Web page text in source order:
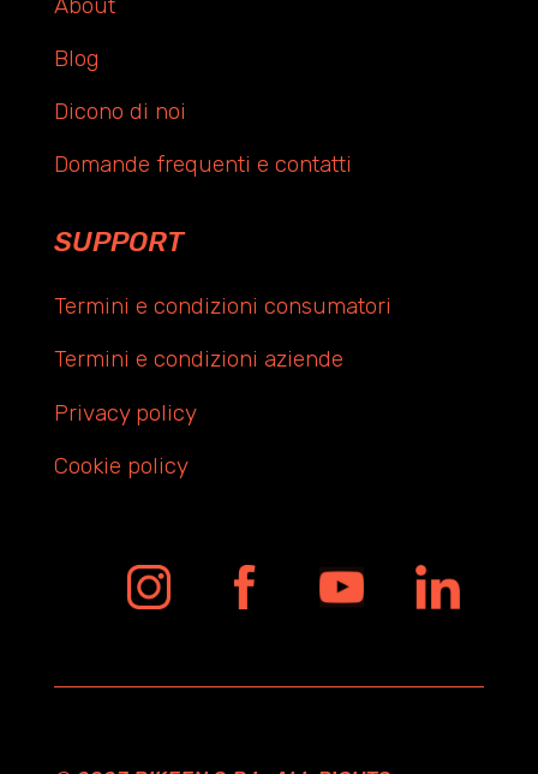
Blog
Dicono di noi
Domande frequenti e contatti
SUPPORT
Termini e condizioni consumatori
Termini e condizioni aziende
Privacy policy
Cookie policy